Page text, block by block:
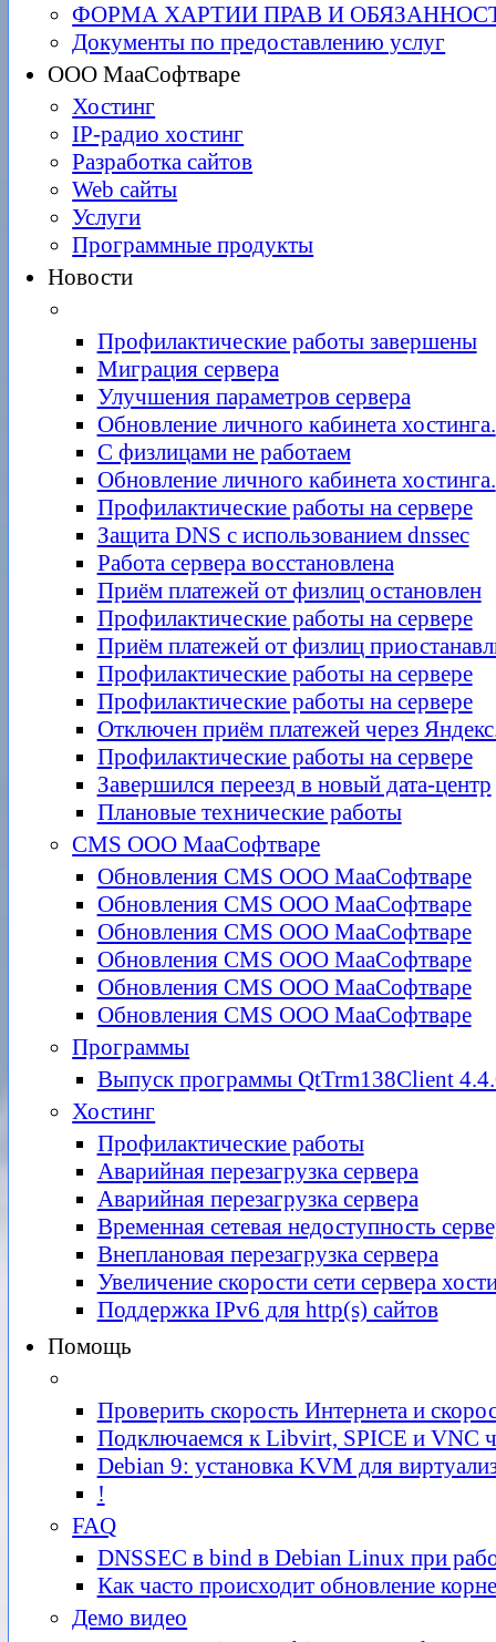
ФОРМА ХАРТИИ ПРАВ И
Документы по предоставлению услуг
ООО МааСофтваре
Хостинг
IP-радио хостинг
Разработка сайтов
Web сайты
Услуги
Программные продукты
Новости
Профилактические работы завершены
Миграция сервера
Улучшения параметров сервера
Обновление личного кабинета хостинга.
С физлицами не работаем
Обновление личного кабинета хостинга.
Профилактические работы на сервере
Защита DNS с использованием dnssec
Работа сервера восстановлена
Приём платежей от физлиц остановлен
Профилактические работы на сервере
Приём платежей от физлиц
Профилактические работы на сервере
Профилактические работы на сервере
Отключен приём платежей через
Профилактические работы на сервере
Завершился переезд в новый дата-центр
Плановые технические работы
CMS ООО МааСофтваре
Обновления CMS ООО МааСофтваре
Обновления CMS ООО МааСофтваре
Обновления CMS ООО МааСофтваре
Обновления CMS ООО МааСофтваре
Обновления CMS ООО МааСофтваре
Обновления CMS ООО МааСофтваре
Программы
Выпуск программы QtTrm138Client
Хостинг
Профилактические работы
Аварийная перезагрузка сервера
Аварийная перезагрузка сервера
Временная сетевая недоступность
Внеплановая перезагрузка сервера
Увеличение скорости сети сервера
Поддержка IPv6 для http(s) сайтов
Помощь
Проверить скорость Интернета и
Подключаемся к Libvirt, SPICE и VNC
Debian 9: установка KVM для
!
FAQ
DNSSEC в bind в Debian Linux при
Как часто происходит обновление
Демо видео